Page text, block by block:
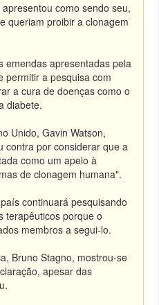
como sendo seu,
queriam proibir a clonagem
emendas apresentadas pela
permitir a pesquisa com
a cura de doenças como o
diabete.
Unido, Gavin Watson,
contra por considerar que a
como um apelo à
de clonagem humana".
continuará pesquisando
terapêuticos porque o
membros a segui-lo.
Bruno Stagno, mostrou-se
apesar das